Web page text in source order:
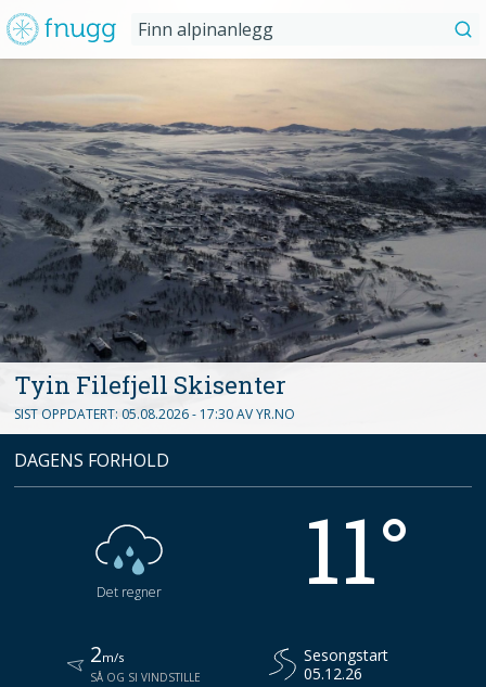
Fnugg
Finn
Tyin Filefjell Skisenter
SIST OPPDATERT:05.08.2026 - 17:30AVYR.NO
DAGENS FORHOLD
Det regner 11°
2m/s
SÅ OG SI VINDSTILLE
Sesongstart
05.12.26